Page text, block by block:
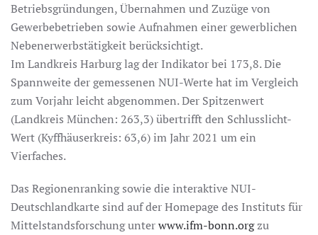
Betriebsgründungen, Übernahmen und Zuzüge von
Gewerbebetrieben sowie Aufnahmen einer gewerblichen
Nebenerwerbstätigkeit berücksichtigt.
Im Landkreis Harburg lag der Indikator bei 173,8. Die
Spannweite der gemessenen NUI-Werte hat im Vergleich
zum Vorjahr leicht abgenommen. Der Spitzenwert
(Landkreis München: 263,3) übertrifft den Schlusslicht-
Wert (Kyffhäuserkreis: 63,6) im Jahr 2021 um ein
Vierfaches.
Das Regionenranking sowie die interaktive NUI-
Deutschlandkarte sind auf der Homepage des Instituts für
Mittelstandsforschung unterwww.ifm-bonn.orgzu